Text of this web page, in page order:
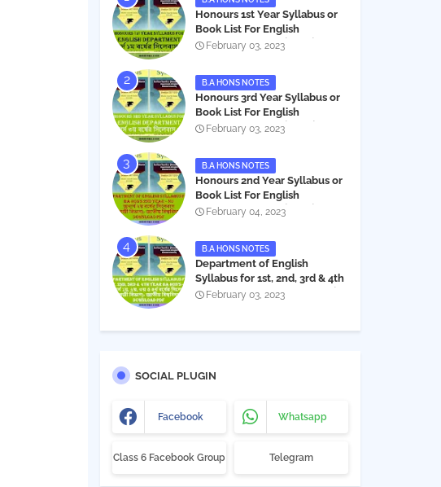
Honours 1st Year Syllabus or
Book List For English
Department - অনার্স ১ম বর্ষের সিলেবাস
February 03, 2023
B.A HONS NOTES
Honours 3rd Year Syllabus or
Book List For English
Department - অনার্স ৩য় বর্ষের সিলেবাস
February 03, 2023
B.A HONS NOTES
Honours 2nd Year Syllabus or
Book List For English
Department - অনার্স ২য় বর্ষের সিলেবাস
February 04, 2023
B.A HONS NOTES
Department of English
Syllabus for 1st, 2nd, 3rd & 4th
Year BA Hon's - NU | বিএ অনার্স
February 03, 2023
SOCIAL PLUGIN
Facebook Whatsapp
Class 6 Facebook Group Telegram